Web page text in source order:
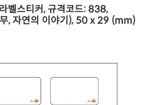
벨스티커, 규격코드: 838,
, 자연의 이야기), 50 x 29 (mm)